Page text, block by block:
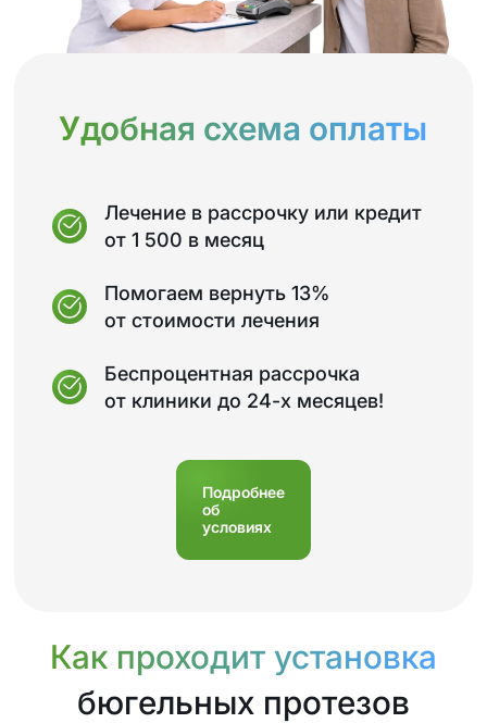
Удобная схема оплаты
Лечение в рассрочку или кредит
от 1 500 в месяц
Помогаем вернуть 13%
от стоимости лечения
Беспроцентная рассрочка
от клиники до 24-х месяцев!
Подробнее
об
условиях
Как проходит установка
бюгельных протезов